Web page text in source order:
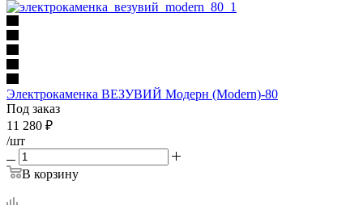
Электрокаменка ВЕЗУВИЙ Модерн (Modern)-80
Под заказ
11 280 ₽
/шт
В корзину